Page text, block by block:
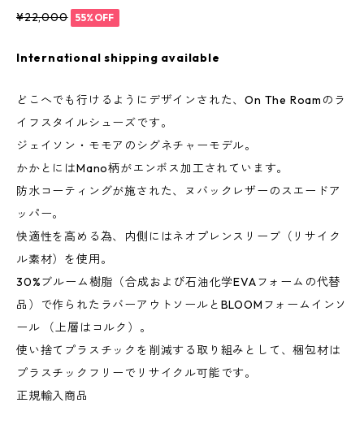
¥22,000 55%OFF
International shipping available
どこへでも行けるようにデザインされた、On The Roamのラ
イフスタイルシューズです。
ジェイソン・モモアのシグネチャーモデル。
かかとにはMano柄がエンボス加工されています。
防水コーティングが施された、ヌバックレザーのスエードア
ッパー。
快適性を高める為、内側にはネオプレンスリーブ（リサイク
ル素材）を使用。
30%ブルーム樹脂（合成および石油化学EVAフォームの代替
品）で作られたラバーアウトソールとBLOOMフォームインソ
ール （上層はコルク）。
使い捨てプラスチックを削減する取り組みとして、梱包材は
プラスチックフリーでリサイクル可能です。
正規輸入商品